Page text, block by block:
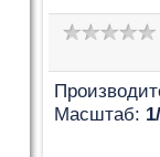
Масштаб: